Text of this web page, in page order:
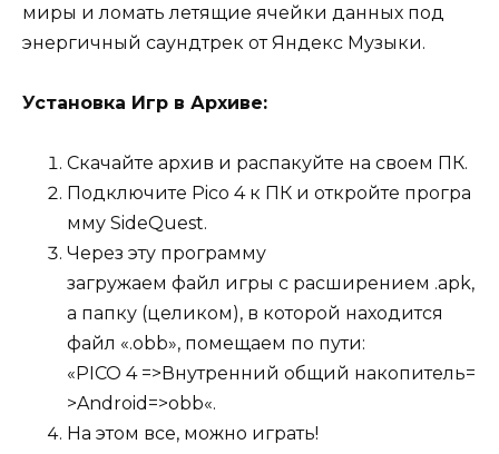
миры и ломать летящие ячейки данных под
энергичный саундтрек от Яндекс Музыки.
Установка Игр в Архиве:
Скачайте архив и распакуйте на своем ПК.
Подключите Pico 4 к ПК и откройте програ
мму SideQuest.
Через эту программу
загружаем файл игры c расширением .apk,
а папку (целиком), в которой находится
файл «.obb», помещаем по пути:
«PICO 4 =>Внутренний общий накопитель=
>Android=>obb«.
На этом все, можно играть!